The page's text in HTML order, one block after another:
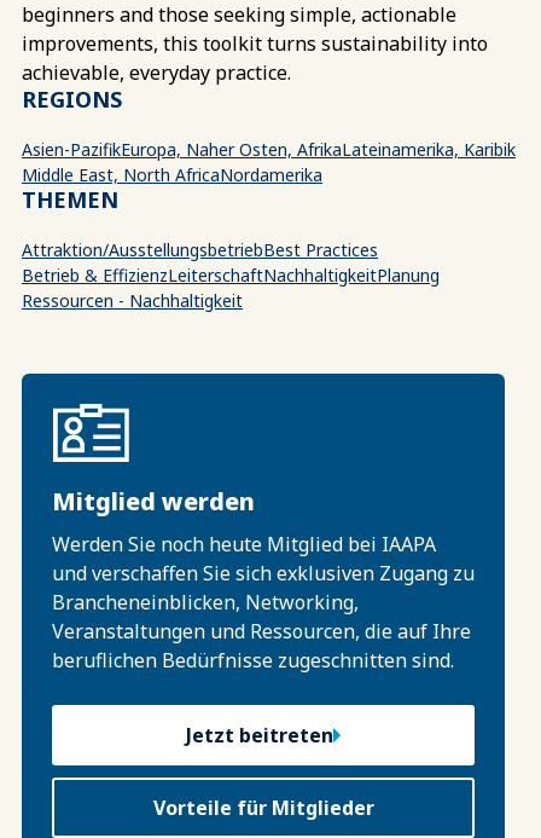
beginners and those seeking simple, actionable
improvements, this toolkit turns sustainability into
achievable, everyday practice.
REGIONS
Asien-PazifikEuropa, Naher Osten, AfrikaLateinamerika, Karibik
Middle East, North AfricaNordamerika
THEMEN
Attraktion/AusstellungsbetriebBest Practices
Betrieb & EffizienzLeiterschaftNachhaltigkeitPlanung
Ressourcen - Nachhaltigkeit
Mitglied werden
Werden Sie noch heute Mitglied bei IAAPA
und verschaffen Sie sich exklusiven Zugang zu
Brancheneinblicken, Networking,
Veranstaltungen und Ressourcen, die auf Ihre
beruflichen Bedürfnisse zugeschnitten sind.
Jetzt beitreten
Vorteile für Mitglieder